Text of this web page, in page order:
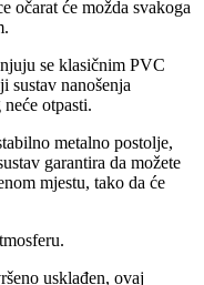
očarat će možda svakoga
se klasičnim PVC
sustav nanošenja
otpasti.
metalno postolje,
garantira da možete
mjestu, tako da će
usklađen, ovaj